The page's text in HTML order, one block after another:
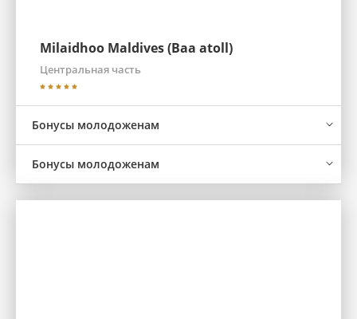
Milaidhoo Maldives (Baa atoll)
Центральная часть
Бонусы молодоженам
Бонусы молодоженам